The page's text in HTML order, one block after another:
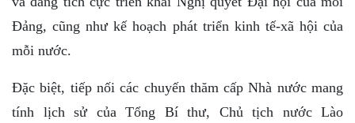
Đảng, cũng như kế hoạch phát triển kinh tế-xã hội của
mỗi nước.
Đặc biệt, tiếp nối các chuyến thăm cấp Nhà nước mang
tính lịch sử của Tổng Bí thư, Chủ tịch nước Lào